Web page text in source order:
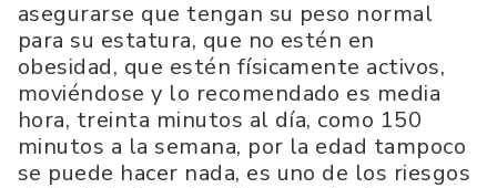
asegurarse que tengan su peso normal
para su estatura, que no estén en
obesidad, que estén físicamente activos,
moviéndose y lo recomendado es media
hora, treinta minutos al día, como 150
minutos a la semana, por la edad tampoco
se puede hacer nada, es uno de los riesgos